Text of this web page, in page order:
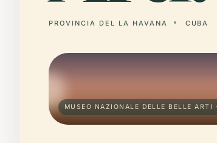
PROVINCIA DEL LA HAVANA CUBA
MUSEO NAZIONALE DELLE BELLE ARTI